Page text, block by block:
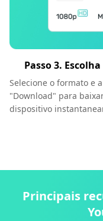
Passo 3.
Selecione o formato e
"Download" para
dispositivo
Principais